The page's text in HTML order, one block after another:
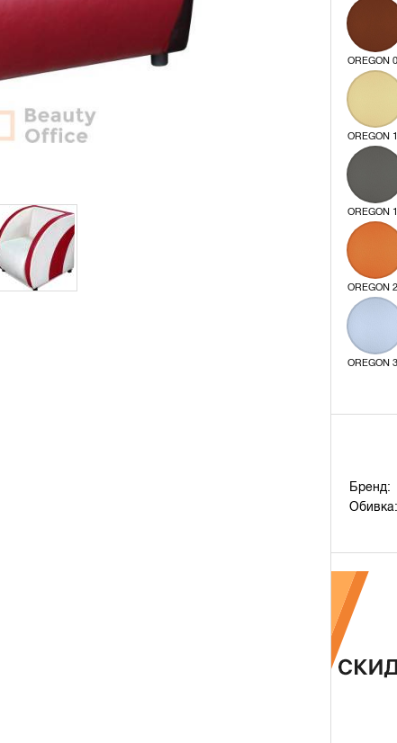
OREGON
OREGON
OREGON
OREGON
OREGON
Бренд:
Обивка: